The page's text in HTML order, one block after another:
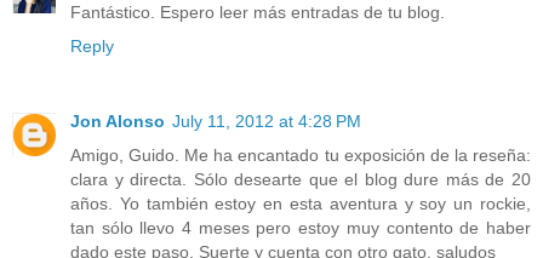
Fantástico. Espero leer más entradas de tu blog.
Reply
Jon Alonso July 11, 2012 at 4:28 PM
Amigo, Guido. Me ha encantado tu exposición de la reseña:
clara y directa. Sólo desearte que el blog dure más de 20
años. Yo también estoy en esta aventura y soy un rockie,
tan sólo llevo 4 meses pero estoy muy contento de haber
dado este paso. Suerte y cuenta con otro gato, saludos